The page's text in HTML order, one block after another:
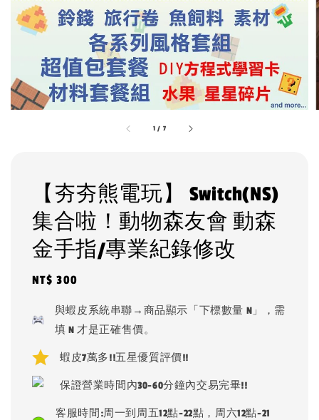
1 / 7
【夯夯熊電玩】 Switch(NS)
集合啦！動物森友會 動森
金手指/專業紀錄修改
Regular
NT$ 300
與蝦皮系統串聯→商品顯示「下標數量 N」，需
填 N 才是正確售價。
蝦皮7萬多!!五星優質評價!!
保證營業時間內30-60分鐘內交易完畢!!
客服時間:周一到周五12點-22點，周六12點-21